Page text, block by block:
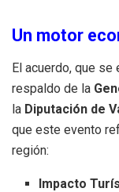
Un motor
El acuerdo, que se
respaldo de la
la Diputación de
que este evento
región:
Impacto